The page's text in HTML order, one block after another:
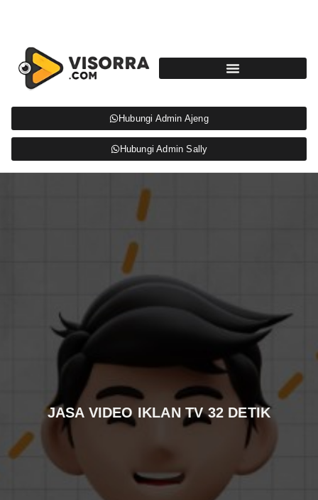
Hubungi Admin Ajeng
Hubungi Admin Sally
JASA VIDEO IKLAN TV 32 DETIK